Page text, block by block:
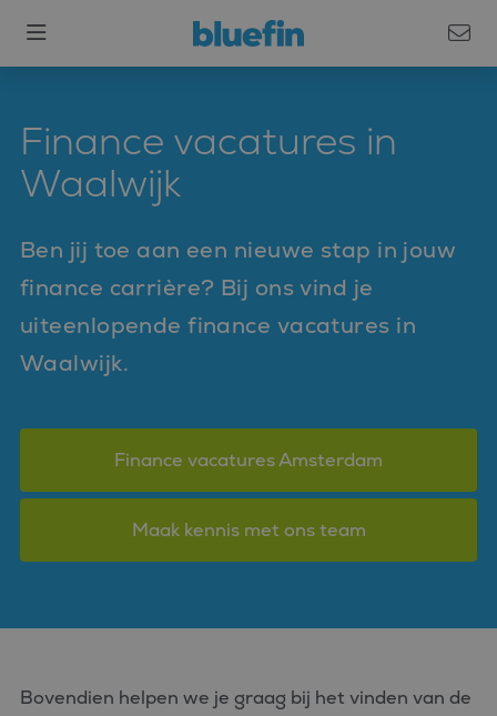
Finance vacatures in
Waalwijk
Ben jij toe aan een nieuwe stap in jouw
finance carrière? Bij ons vind je
uiteenlopende finance vacatures in
Waalwijk.
Finance vacatures Amsterdam
Maak kennis met ons team
Bovendien helpen we je graag bij het vinden van de